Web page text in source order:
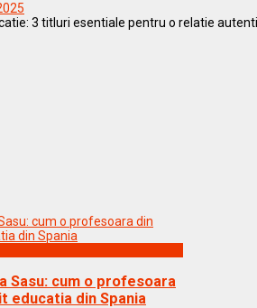
3 titluri esentiale pentru o relatie
Sasu: cum o profesoara
educatia din Spania